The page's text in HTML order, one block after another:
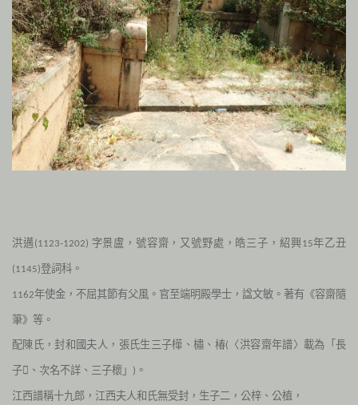
洪邁(1123-1202) 字景盧，號容齋，又號野處，皓三子，紹興15年乙丑
(1145)登詞科。
1162年使金，不屈其節有父風。官至端明殿學士，諡文敏。著有《容齋隨
筆》等 。
配陳氏，封和國夫人，張氏生三子樺、橚、椿(
〈洪容齋年譜〉載為「長
子、次名不詳、三子櫰」
) 。
江西譜稱十九郎，江西夫人和氏無受封，生子二，公梓、公植，